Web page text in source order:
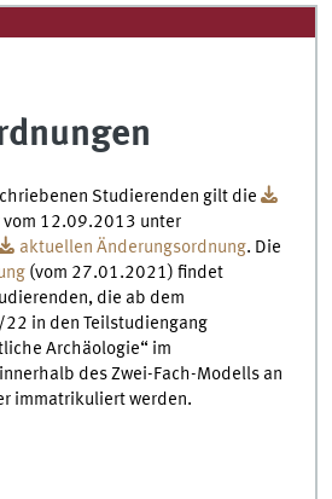
Studierenden gilt die
vom 12.09.2013 unter
aktuellen Änderungsordnung. Die
(vom 27.01.2021) findet
die ab dem
in den Teilstudiengang
Archäologie“ im
des Zwei-Fach-Modells an
immatrikuliert werden.